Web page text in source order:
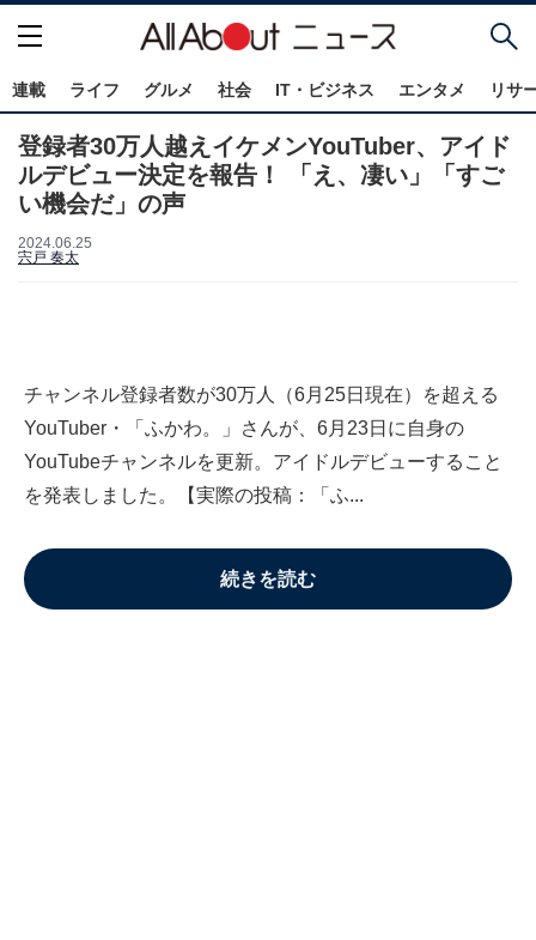
連載 ライフ グルメ 社会 IT・ビジネス エンタメ リサ
登録者30万人越えイケメンYouTuber、アイド
ルデビュー決定を報告！ 「え、凄い」「すご
い機会だ」の声
2024.06.25
宍戸 奏太
チャンネル登録者数が30万人（6月25日現在）を超える
YouTuber・「ふかわ。」さんが、6月23日に自身の
YouTubeチャンネルを更新。アイドルデビューすること
を発表しました。【実際の投稿：「ふ...
続きを読む